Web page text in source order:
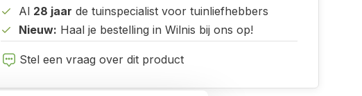
Al 28 jaar de tuinspecialist voor tuinliefhebbers
Nieuw: Haal je bestelling in Wilnis bij ons op!
Stel een vraag over dit product